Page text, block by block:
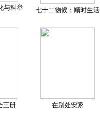
与科举 七十二物候：顺时生活
三册 在别处安家